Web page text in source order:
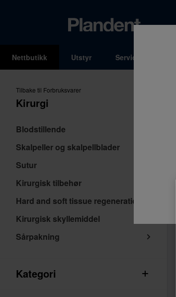
Nettbutikk Utstyr Service og Support
Tilbake til Forbruksvarer
Kirurgi
Blodstillende
Skalpeller og skalpellblader
Sutur
Kirurgisk tilbehør
Hard and soft tissue regeneration
Kirurgisk skyllemiddel
Sårpakning
Kategori